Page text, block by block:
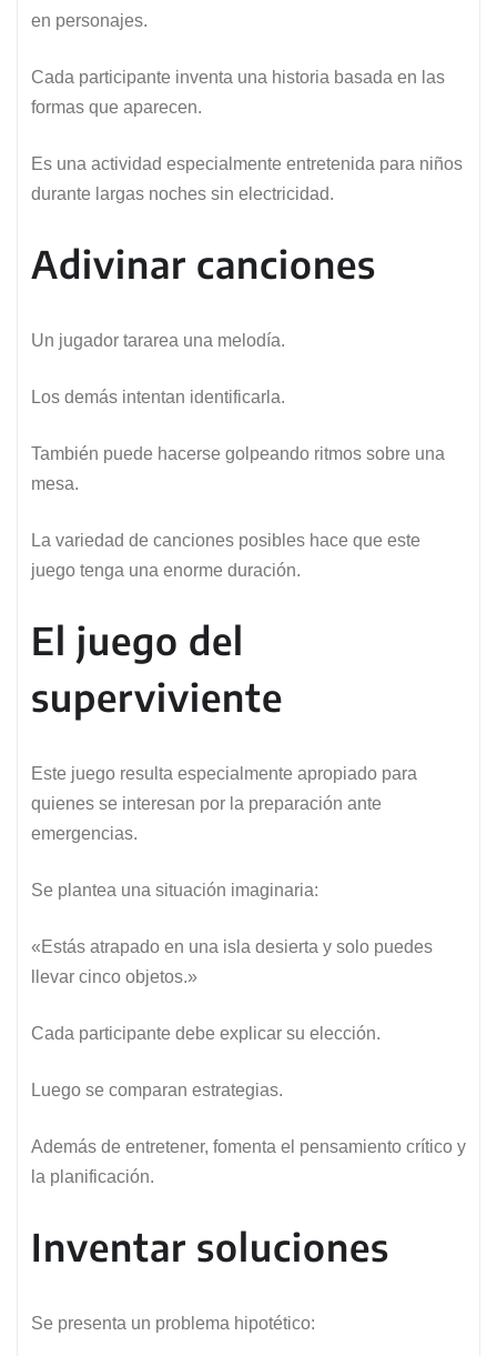
en personajes.
Cada participante inventa una historia basada en las
formas que aparecen.
Es una actividad especialmente entretenida para niños
durante largas noches sin electricidad.
Adivinar canciones
Un jugador tararea una melodía.
Los demás intentan identificarla.
También puede hacerse golpeando ritmos sobre una
mesa.
La variedad de canciones posibles hace que este
juego tenga una enorme duración.
El juego del
superviviente
Este juego resulta especialmente apropiado para
quienes se interesan por la preparación ante
emergencias.
Se plantea una situación imaginaria:
«Estás atrapado en una isla desierta y solo puedes
llevar cinco objetos.»
Cada participante debe explicar su elección.
Luego se comparan estrategias.
Además de entretener, fomenta el pensamiento crítico y
la planificación.
Inventar soluciones
Se presenta un problema hipotético: